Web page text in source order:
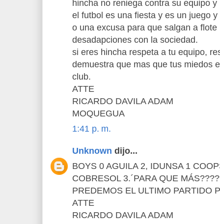
hincha no reniega contra su equipo
el futbol es una fiesta y es un juego
o una excusa para que salgan a
desadapciones con la sociedad.
si eres hincha respeta a tu equipo,
demuestra que mas que tus miedos
club.
ATTE
RICARDO DAVILA ADAM
MOQUEGUA
1:41 p. m.
Unknown dijo...
BOYS 0 AGUILA 2, IDUNSA 1
COBRESOL 3.´PARA QUE
PREDEMOS EL ULTIMO PARTIDO
ATTE
RICARDO DAVILA ADAM